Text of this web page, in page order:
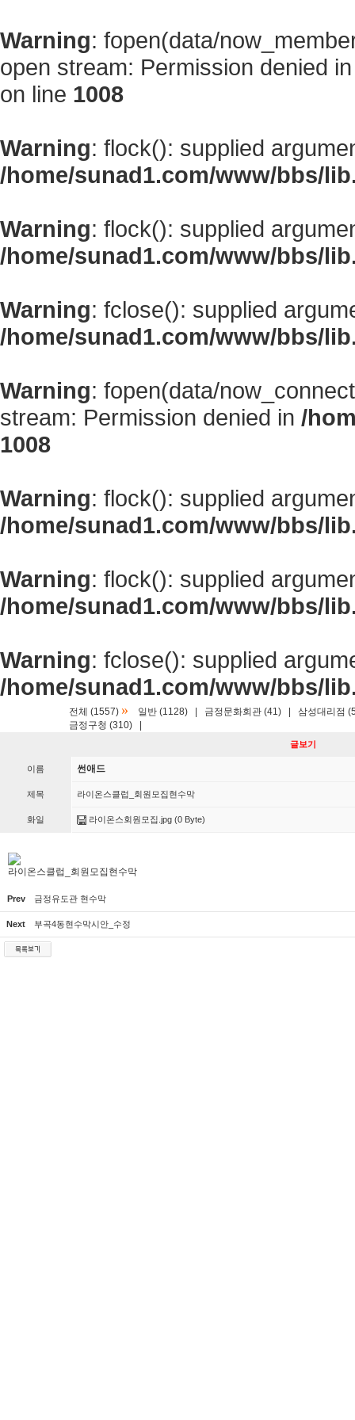
Warning: fopen(data/
open stream: Permission denied
on line 1008
Warning: flock(): supplied
/home/sunad1.com/www/bbs/
Warning: flock(): supplied
/home/sunad1.com/www/bbs/
Warning: fclose(): supplied
/home/sunad1.com/www/bbs/
Warning: fopen(data/
stream: Permission denied in /
1008
Warning: flock(): supplied
/home/sunad1.com/www/bbs/
Warning: flock(): supplied
/home/sunad1.com/www/bbs/
Warning: fclose(): supplied
/home/sunad1.com/www/bbs/
전체 (1557) » 일반 (1128) 금정문화회관 (41)
삼성대리점
금정구청 (310)
글보기
이름 썬애드
제목 라이온스클럽_회원모집현수막
화일 라이온스회원모집.jpg (0 Byte)
라이온스클럽_회원모집현수막
Prev 금정유도관 현수막
Next 부곡4동현수막시안_수정